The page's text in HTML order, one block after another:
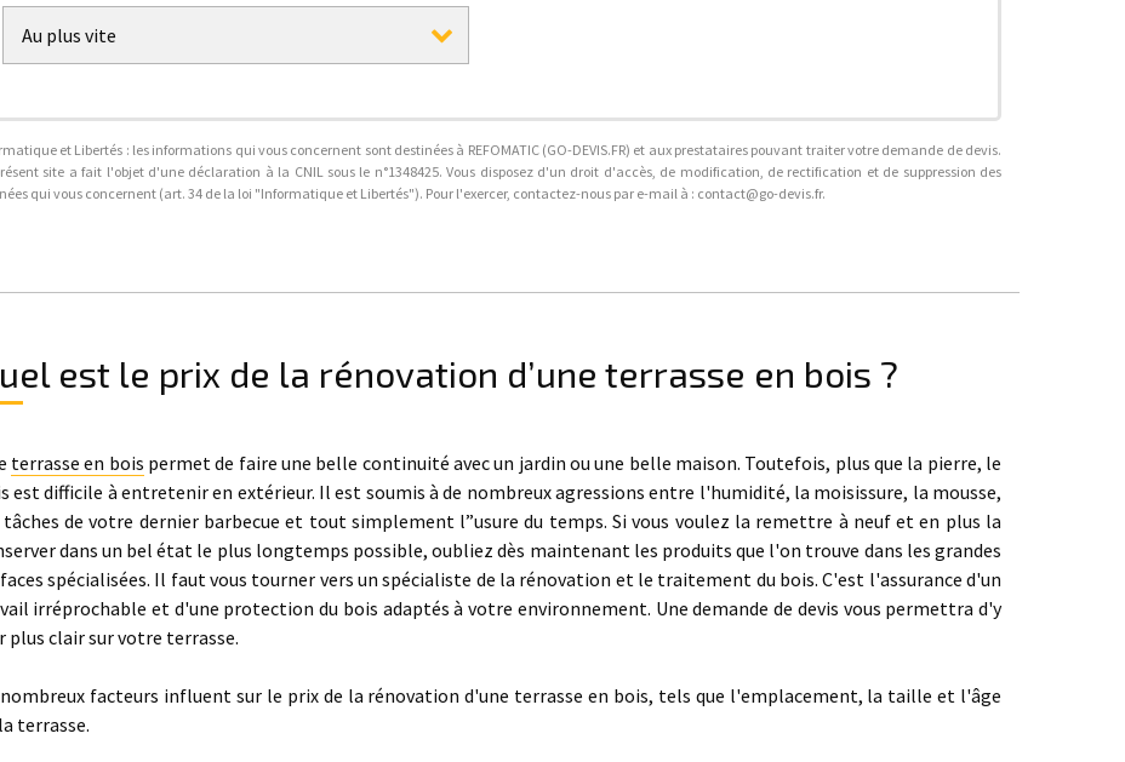
Au plus vite
et Libertés : les informations qui vous concernent sont destinées à REFOMATIC (GO-DEVIS.FR) et aux prestataires pouvant traiter votre demande de devis.
site a fait l'objet d'une déclaration à la CNIL sous le n°1348425. Vous disposez d'un droit d'accès, de modification, de rectification et de suppression des
qui vous concernent (art. 34 de la loi "Informatique et Libertés"). Pour l'exercer, contactez-nous par e-mail à : contact@go-devis.fr.
est le prix de la rénovation d’une terrasse en bois ?
terrasse en bois permet de faire une belle continuité avec un jardin ou une belle maison. Toutefois, plus que la pierre, le
est difficile à entretenir en extérieur. Il est soumis à de nombreux agressions entre l'humidité, la moisissure, la mousse,
tâches de votre dernier barbecue et tout simplement l”usure du temps. Si vous voulez la remettre à neuf et en plus la
dans un bel état le plus longtemps possible, oubliez dès maintenant les produits que l'on trouve dans les grandes
spécialisées. Il faut vous tourner vers un spécialiste de la rénovation et le traitement du bois. C'est l'assurance d'un
irréprochable et d'une protection du bois adaptés à votre environnement. Une demande de devis vous permettra d'y
plus clair sur votre terrasse.
nombreux facteurs influent sur le prix de la rénovation d'une terrasse en bois, tels que l'emplacement, la taille et l'âge
terrasse.